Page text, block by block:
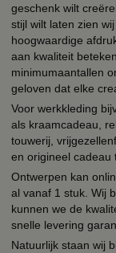
geschenk wilt
stijl wilt laten zien
hoogwaardige
aan kwaliteit
minimumaantallen
geloven dat elke
Voor werkkleding
als kraamcadeau,
touwerij,
en origineel cadeau
Ontwerpen kan
al vanaf 1 stuk. Wij
kunnen we de
snelle levering
Natuurlijk staan wij